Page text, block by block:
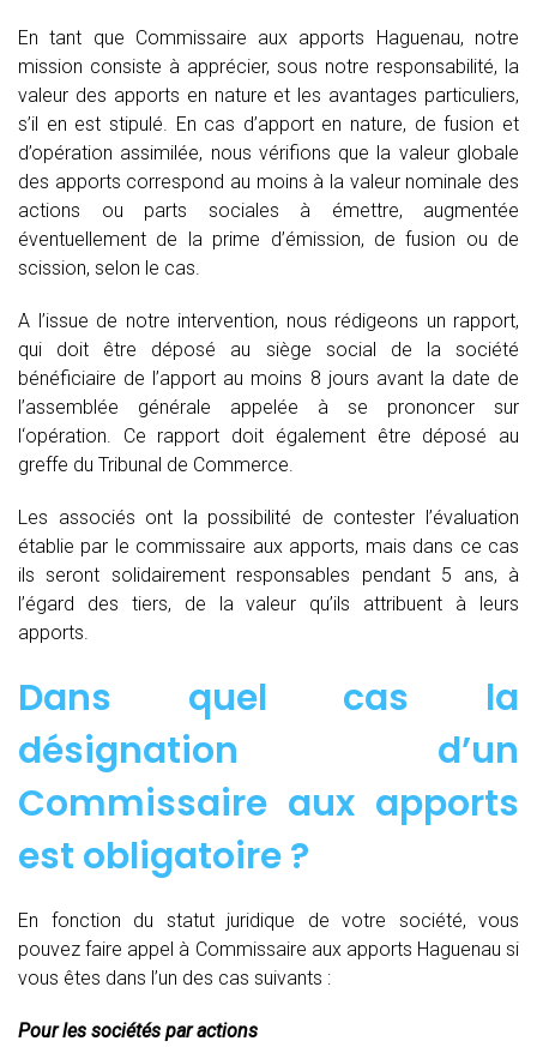
En tant que Commissaire aux apports Haguenau, notre
mission consiste à apprécier, sous notre responsabilité, la
valeur des apports en nature et les avantages particuliers,
s’il en est stipulé. En cas d’apport en nature, de fusion et
d’opération assimilée, nous vérifions que la valeur globale
des apports correspond au moins à la valeur nominale des
actions ou parts sociales à émettre, augmentée
éventuellement de la prime d’émission, de fusion ou de
scission, selon le cas.
A l’issue de notre intervention, nous rédigeons un rapport,
qui doit être déposé au siège social de la société
bénéficiaire de l’apport au moins 8 jours avant la date de
l’assemblée générale appelée à se prononcer sur
l‘opération. Ce rapport doit également être déposé au
greffe du Tribunal de Commerce.
Les associés ont la possibilité de contester l’évaluation
établie par le commissaire aux apports, mais dans ce cas
ils seront solidairement responsables pendant 5 ans, à
l’égard des tiers, de la valeur qu’ils attribuent à leurs
apports.
Dans quel cas la
désignation d’un
Commissaire aux apports
est obligatoire ?
En fonction du statut juridique de votre société, vous
pouvez faire appel à Commissaire aux apports Haguenau si
vous êtes dans l’un des cas suivants :
Pour les sociétés par actions